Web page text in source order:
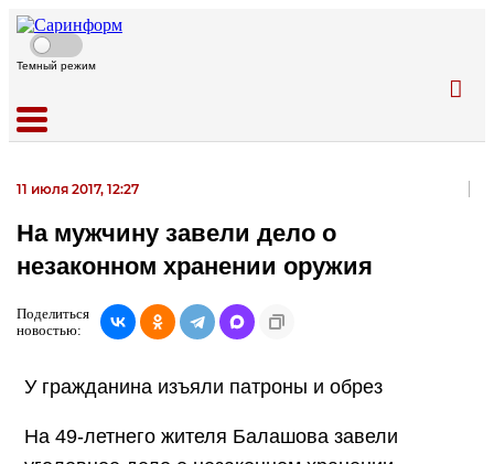
Темный режим
11 июля 2017, 12:27
На мужчину завели дело о
незаконном хранении оружия
Поделиться
новостью:
У гражданина изъяли патроны и обрез
На 49-летнего жителя Балашова завели